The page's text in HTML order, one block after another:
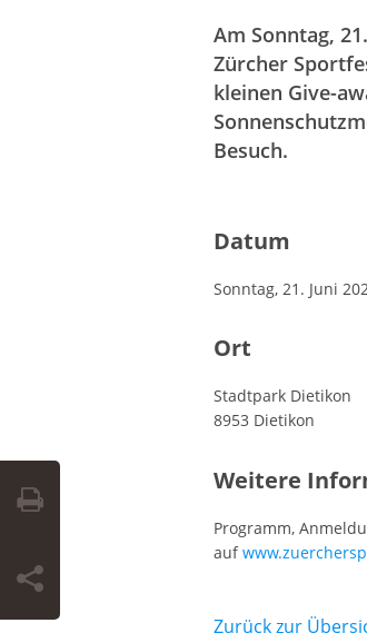
Am Sonntag,
Zürcher
kleinen Give-
Besuch.
Datum
Sonntag, 21. Juni
Ort
Stadtpark Dietikon
8953 Dietikon
Weitere
Programm,
auf
Zurück zur